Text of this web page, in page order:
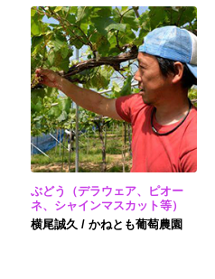
ぶどう（デラウェア、ピオー
ネ、シャインマスカット等）
横尾誠久 / かねとも葡萄農園